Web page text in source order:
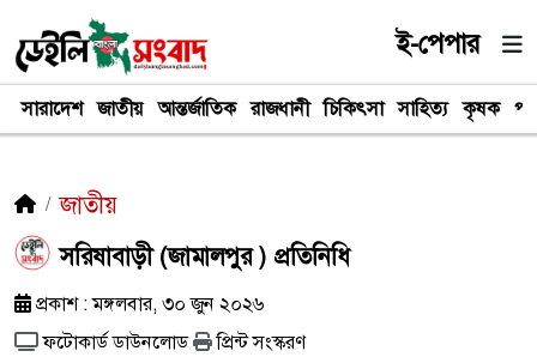
ই-পেপার
সারাদেশ জাতীয় আন্তর্জাতিক রাজধানী চিকিৎসা সাহিত্য কৃষক
জাতীয়
সরিষাবাড়ী (জামালপুর ) প্রতিনিধি
প্রকাশ : মঙ্গলবার, ৩০ জুন ২০২৬
ফটোকার্ড ডাউনলোড
প্রিন্ট সংস্করণ